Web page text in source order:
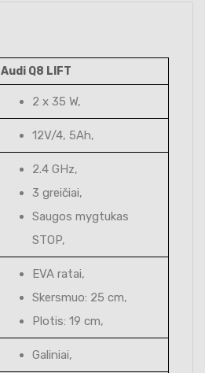
Audi Q8 LIFT
2 x 35 W,
12V/4, 5Ah,
2.4 GHz,
3 greičiai,
Saugos mygtukas
STOP,
EVA ratai,
Skersmuo: 25 cm,
Plotis: 19 cm,
Galiniai,